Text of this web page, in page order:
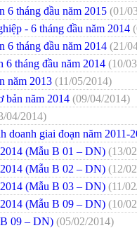
6 tháng đầu năm 2015 (01/
- 6 tháng đầu năm 2014
6 tháng đầu năm 2014 (21/
6 tháng đầu năm 2014 (10/
năm 2013 (11/05/2014)
bản năm 2014 (09/04/2014)
04/2014)
doanh giai đoạn năm 2011-
(Mẫu B 01 – DN) (13/
(Mẫu B 02 – DN) (12/
(Mẫu B 03 – DN) (11/
(Mẫu B 09 – DN) (10/
09 – DN) (05/02/2014)